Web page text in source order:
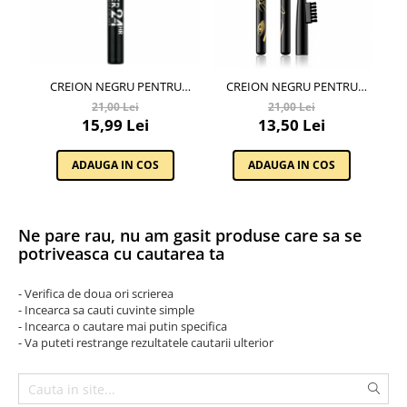
Lenjerii de pat pentru copii
Pijamale de CRACIUN
Pijamale de dama
Pijamale de barbati
Halate si capoate
Pijamale
Halate si pijamale Family
Incaltaminte
Umbrele
Pijamale de copii
Pijamale BIG SIZE femei
Tricouri de craciun
CREION NEGRU PENTRU
OCHII MISS SPORTY
DESIGNER 24HR EYELINER
21,00 Lei
15,99 Lei
ADAUGA IN COS
CREION NEGRU PENTRU
SPRÂNCENE EVELINE
COSMETICS EYEBROW
PENCIL
21,00 Lei
13,50 Lei
ADAUGA IN COS
Ne pare rau, nu am gasit produse care sa se
potriveasca cu cautarea ta
- Verifica de doua ori scrierea
- Incearca sa cauti cuvinte simple
- Incearca o cautare mai putin specifica
- Va puteti restrange rezultatele cautarii ulterior